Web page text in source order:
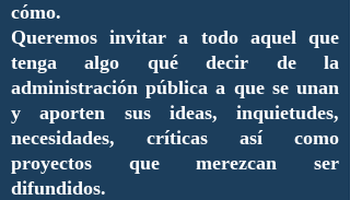
cómo.
Queremos invitar a todo aquel que
tenga algo qué decir de la
administración pública a que se unan
y aporten sus ideas, inquietudes,
necesidades, críticas así como
proyectos que merezcan ser
difundidos.